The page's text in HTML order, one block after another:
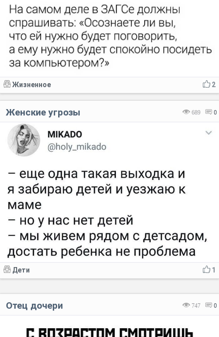
2
Жизненное
689 0
Женские угрозы
1
Дети
747 0
Отец дочери